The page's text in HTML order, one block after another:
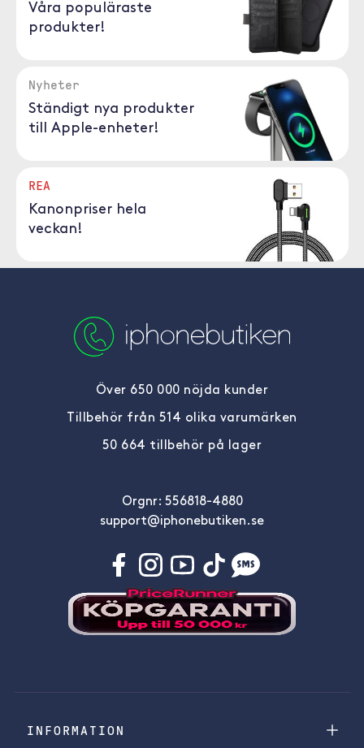
Våra populäraste
produkter!
Nyheter
Ständigt nya produkter
till Apple-enheter!
REA
Kanonpriser hela
veckan!
Över 650 000 nöjda kunder
Tillbehör från 514 olika varumärken
50 664 tillbehör på lager
Orgnr: 556818-4880
support@iphonebutiken.se
INFORMATION